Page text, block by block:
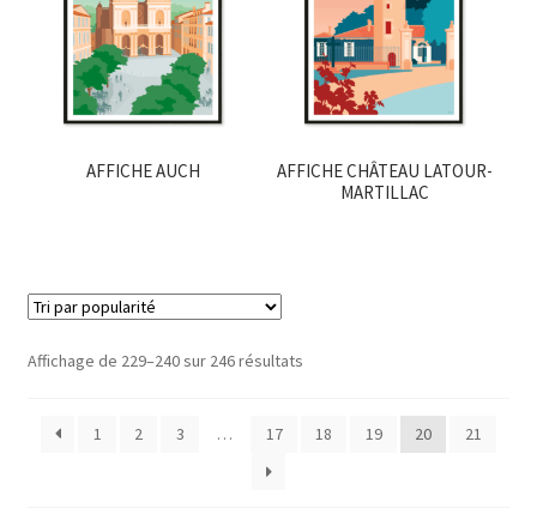
AFFICHE AUCH
AFFICHE CHÂTEAU LATOUR-
MARTILLAC
Affichage de 229–240 sur 246 résultatsTrié
1
2 3 … 17 18 19 20 21